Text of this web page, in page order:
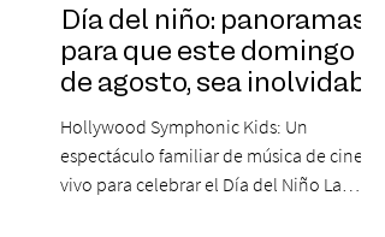
Día del niño: panoramas
para que este domingo 09
de agosto, sea inolvidable
Hollywood Symphonic Kids: Un
espectáculo familiar de música de cine en
vivo para celebrar el Día del Niño La